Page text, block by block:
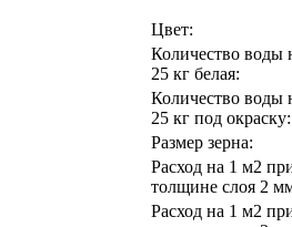
Цвет:
Количество воды
25 кг белая:
Количество воды
25 кг под окраску:
Размер зерна:
Расход на 1 м2
толщине слоя 2
Расход на 1 м2